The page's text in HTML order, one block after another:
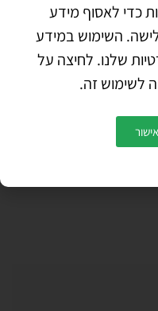
הוראות כביסה: מומלץ לכבס לפני השימוש , במכונת כביסה עד 30
כדי לאסוף מידע
השימוש במידע
שלנו. לחיצה על
לשימוש זה.
אישור